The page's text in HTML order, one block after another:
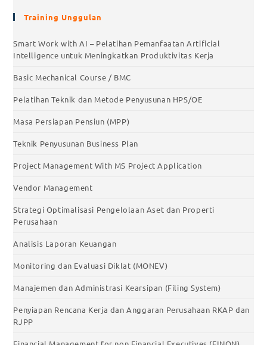
Training Unggulan
Smart Work with AI – Pelatihan Pemanfaatan Artificial
Intelligence untuk Meningkatkan Produktivitas Kerja
Basic Mechanical Course / BMC
Pelatihan Teknik dan Metode Penyusunan HPS/OE
Masa Persiapan Pensiun (MPP)
Teknik Penyusunan Business Plan
Project Management With MS Project Application
Vendor Management
Strategi Optimalisasi Pengelolaan Aset dan Properti
Perusahaan
Analisis Laporan Keuangan
Monitoring dan Evaluasi Diklat (MONEV)
Manajemen dan Administrasi Kearsipan (Filing System)
Penyiapan Rencana Kerja dan Anggaran Perusahaan RKAP dan
RJPP